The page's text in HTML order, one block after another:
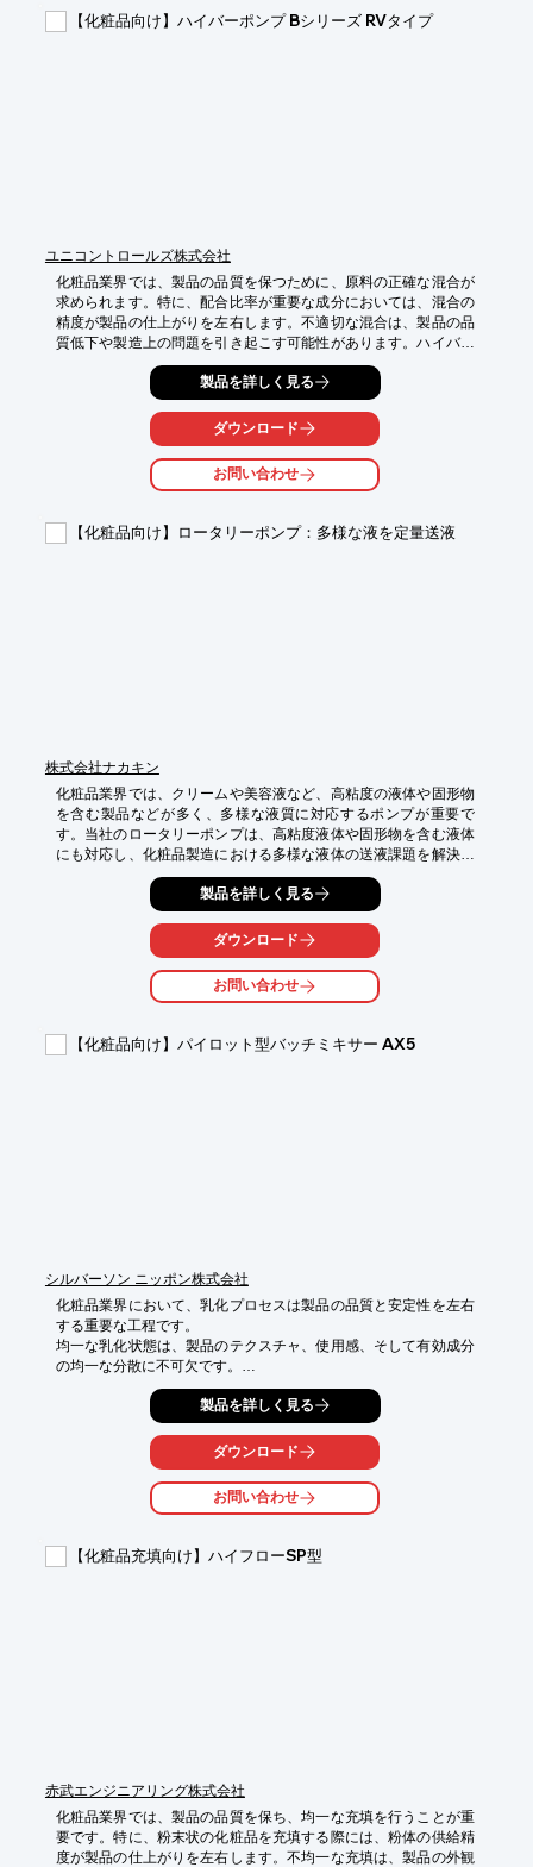
・自社での小分け包装が可能になり、コスト削減に貢献
【化粧品向け】ハイバーポンプ Bシリーズ RVタイプ
ユニコントロールズ株式会社
化粧品業界では、製品の品質を保つために、原料の正確な混合が
求められます。特に、配合比率が重要な成分においては、混合の
精度が製品の仕上がりを左右します。不適切な混合は、製品の品
質低下や製造上の問題を引き起こす可能性があります。ハイバー
ポンプ Bシリーズ RVタイプは、中粘度材料の微小量から定量吐
出を可能にし、化粧品原料の正確な混合をサポートします。
【活用シーン】
・乳液、クリームなどの充填
・香料、色素などの添加
・製品品質の安定化
製品を詳しく見る
ダウンロード
お問い合わせ
【化粧品向け】ロータリーポンプ：多様な液を定量送液
株式会社ナカキン
化粧品業界では、クリームや美容液など、高粘度の液体や固形物
を含む製品などが多く、多様な液質に対応するポンプが重要で
す。当社のロータリーポンプは、高粘度液体や固形物を含む液体
にも対応し、化粧品製造における多様な液体の送液課題を解決し
【活用シーン】
・クリーム、美容液、トリートメント、クレンジングなどの高粘
・ビーズ入り化粧品、粒入り歯磨きなどの固形物を含む液体の送
【導入の効果】
製品を詳しく見る
ダウンロード
お問い合わせ
【化粧品向け】パイロット型バッチミキサー AX5
シルバーソン ニッポン株式会社
化粧品業界において、乳化プロセスは製品の品質と安定性を左右
する重要な工程です。
均一な乳化状態は、製品のテクスチャ、使用感、そして有効成分
の均一な分散に不可欠です。
不適切な乳化は、製品の分離や品質劣化を引き起こす可能性があ
パイロット型バッチミキサーAX5は、最大50リットルの容量に対
応し、タッチパネル操作で
感覚的に使用できるため、研究開発段階から小規模生産まで、幅
広いニーズに対応します。
・化粧品の研究開発
製品を詳しく見る
ダウンロード
お問い合わせ
【化粧品充填向け】ハイフローSP型
赤武エンジニアリング株式会社
化粧品業界では、製品の品質を保ち、均一な充填を行うことが重
要です。特に、粉末状の化粧品を充填する際には、粉体の供給精
度が製品の仕上がりを左右します。不均一な充填は、製品の外観